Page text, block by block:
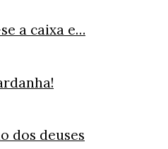
a caixa e…
dos deuses